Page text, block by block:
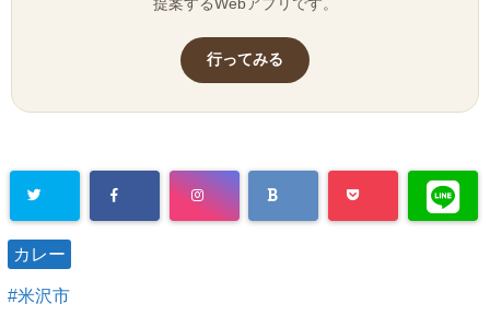
行ってみる
カレー
米沢市